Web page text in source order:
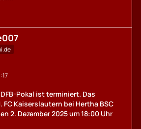
Pokal ist terminiert. Das
FC Kaiserslautern bei Hertha BSC
2. Dezember 2025 um 18:00 Uhr